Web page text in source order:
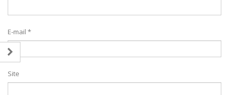
E-mail *
Site